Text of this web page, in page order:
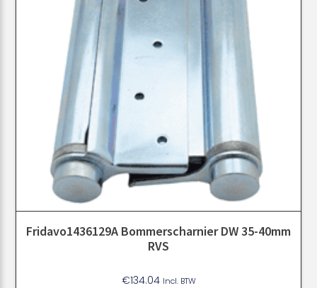
Fridavo1436129A Bommerscharnier DW 35-40mm
RVS
€134.04 Incl. BTW